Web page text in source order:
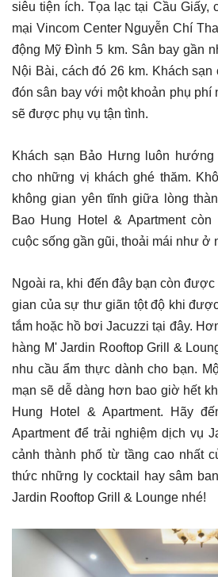
siêu tiện ích. Tọa lạc tại Cầu Giấy,
mại Vincom Center Nguyễn Chí
động Mỹ Đình 5 km. Sân bay gần
Nội Bài, cách đó 26 km. Khách
đón sân bay với một khoản phụ phí
sẽ được phụ vụ tận tình.
Khách sạn Bảo Hưng luôn
cho những vị khách ghé thăm.
không gian yên tĩnh giữa lòng
Bao Hung Hotel & Apartment
cuộc sống gần gũi, thoải mái như ở
Ngoài ra, khi đến đây bạn còn
gian của sự thư giãn tột độ khi
tắm hoặc hồ bơi Jacuzzi tại đây.
hàng M' Jardin Rooftop Grill &
nhu cầu ẩm thực dành cho bạn.
mạn sẽ dễ dàng hơn bao giờ hết
Hung Hotel & Apartment. Hãy
Apartment để trải nghiệm dịch vụ
cảnh thành phố từ tầng cao nhất
thức những ly cocktail hay sâm
Jardin Rooftop Grill & Lounge nhé!